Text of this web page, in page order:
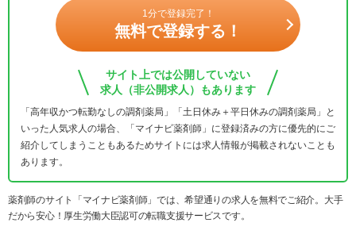
1分で登録完了！
無料で登録する！
サイト上では公開していない
求人（非公開求人）もあります
「高年収かつ転勤なしの調剤薬局」「土日休み＋平日休みの調剤薬局」と
いった人気求人の場合、「マイナビ薬剤師」に登録済みの方に優先的にご
紹介してしまうこともあるためサイトには求人情報が掲載されないことも
あります。
薬剤師のサイト「マイナビ薬剤師」では、希望通りの求人を無料でご紹介。大手
だから安心！厚生労働大臣認可の転職支援サービスです。